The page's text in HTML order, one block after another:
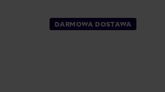
DARMOWA DOSTAWA